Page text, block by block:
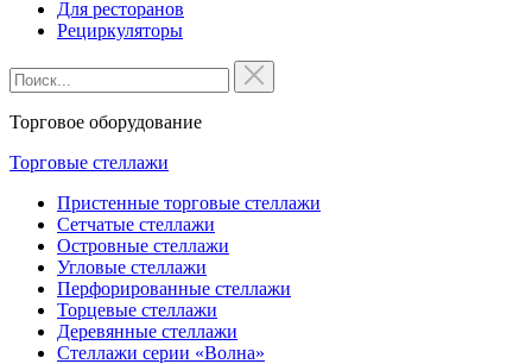
Для ресторанов
Рециркуляторы
Торговое оборудование
Торговые стеллажи
Пристенные торговые стеллажи
Сетчатые стеллажи
Островные стеллажи
Угловые стеллажи
Перфорированные стеллажи
Торцевые стеллажи
Деревянные стеллажи
Стеллажи серии «Волна»